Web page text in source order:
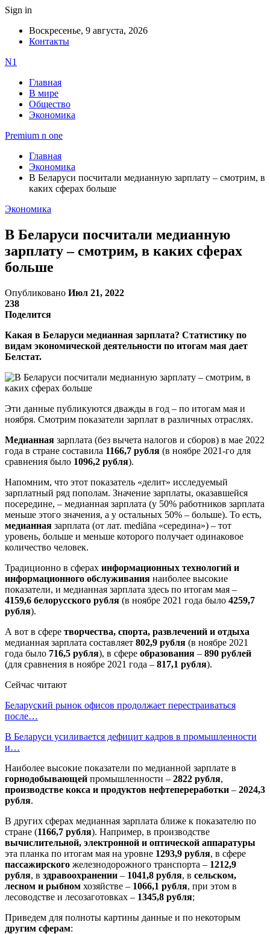
Sign in
Воскресенье, 9 августа, 2026
Контакты
N1
Главная
В мире
Общество
Экономика
Premium n one
Главная
Экономика
В Беларуси посчитали медианную зарплату – смотрим, в
каких сферах больше
Экономика
В Беларуси посчитали медианную
зарплату – смотрим, в каких сферах
больше
Опубликовано Июл 21, 2022
238
Поделится
Какая в Беларуси медианная зарплата? Статистику по
видам экономической деятельности по итогам мая дает
Белстат.
Эти данные публикуются дважды в год – по итогам мая и
ноября. Смотрим показатели зарплат в различных отраслях.
Медианная зарплата (без вычета налогов и сборов) в мае 2022
года в стране составила 1166,7 рубля (в ноябре 2021-го для
сравнения было 1096,2 рубля).
Напомним, что этот показатель «делит» исследуемый
зарплатный ряд пополам. Значение зарплаты, оказавшейся
посередине, – медианная зарплата (у 50% работников зарплата
меньше этого значения, а у остальных 50% – больше). То есть,
медианная зарплата (от лат. mediāna «середина») – тот
уровень, больше и меньше которого получает одинаковое
количество человек.
Традиционно в сферах информационных технологий и
информационного обслуживания наиболее высокие
показатели, и медианная зарплата здесь по итогам мая –
4159,6 белорусcкого рубля (в ноябре 2021 года было 4259,7
рубля).
А вот в сфере творчества, спорта, развлечений и отдыха
медианная зарплата составляет 802,9 рубля (в ноябре 2021
года было 716,5 рубля), в сфере образования – 890 рублей
(для сравнения в ноябре 2021 года – 817,1 рубля).
Сейчас читают
Беларуский рынок офисов продолжает перестраиваться
после…
В Беларуси усиливается дефицит кадров в промышленности
и…
Наиболее высокие показатели по медианной зарплате в
горнодобывающей промышленности – 2822 рубля,
производстве кокса и продуктов нефтепереработки – 2024,3
рубля.
В других сферах медианная зарплата ближе к показателю по
стране (1166,7 рубля). Например, в производстве
вычислительной, электронной и оптической аппаратуры
эта планка по итогам мая на уровне 1293,9 рубля, в сфере
пассажирского железнодорожного транспорта – 1212,9
рубля, в здравоохранении – 1041,8 рубля, в сельском,
лесном и рыбном хозяйстве – 1066,1 рубля, при этом в
лесоводстве и лесозаготовках – 1345,8 рубля;
Приведем для полноты картины данные и по некоторым
другим сферам: